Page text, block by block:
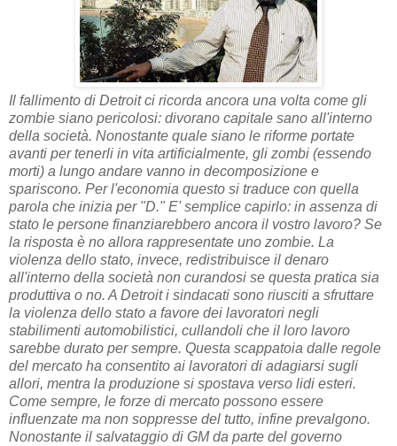
Il fallimento di Detroit ci ricorda ancora una volta come gli
zombie siano pericolosi: divorano capitale sano all'interno
della società. Nonostante quale siano le riforme portate
avanti per tenerli in vita artificialmente, gli zombi (essendo
morti) a lungo andare vanno in decomposizione e
spariscono. Per l'economia questo si traduce con quella
parola che inizia per "D." E' semplice capirlo: in assenza di
stato le persone finanziarebbero ancora il vostro lavoro? Se
la risposta è no allora rappresentate uno zombie. La
violenza dello stato, invece, redistribuisce il denaro
all'interno della società non curandosi se questa pratica sia
produttiva o no. A Detroit i sindacati sono riusciti a sfruttare
la violenza dello stato a favore dei lavoratori negli
stabilimenti automobilistici, cullandoli che il loro lavoro
sarebbe durato per sempre. Questa scappatoia dalle regole
del mercato ha consentito ai lavoratori di adagiarsi sugli
allori, mentra la produzione si spostava verso lidi esteri.
Come sempre, le forze di mercato possono essere
influenzate ma non soppresse del tutto, infine prevalgono.
Nonostante il salvataggio di GM da parte del governo